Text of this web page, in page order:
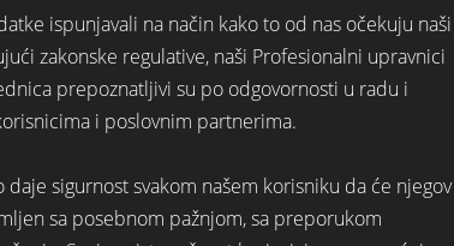
ispunjavali na način kako to od nas očekuju naši
zakonske regulative, naši Profesionalni upravnici
prepoznatljivi su po odgovornosti u radu i
i poslovnim partnerima.
daje sigurnost svakom našem korisniku da će njegov
sa posebnom pažnjom, sa preporukom